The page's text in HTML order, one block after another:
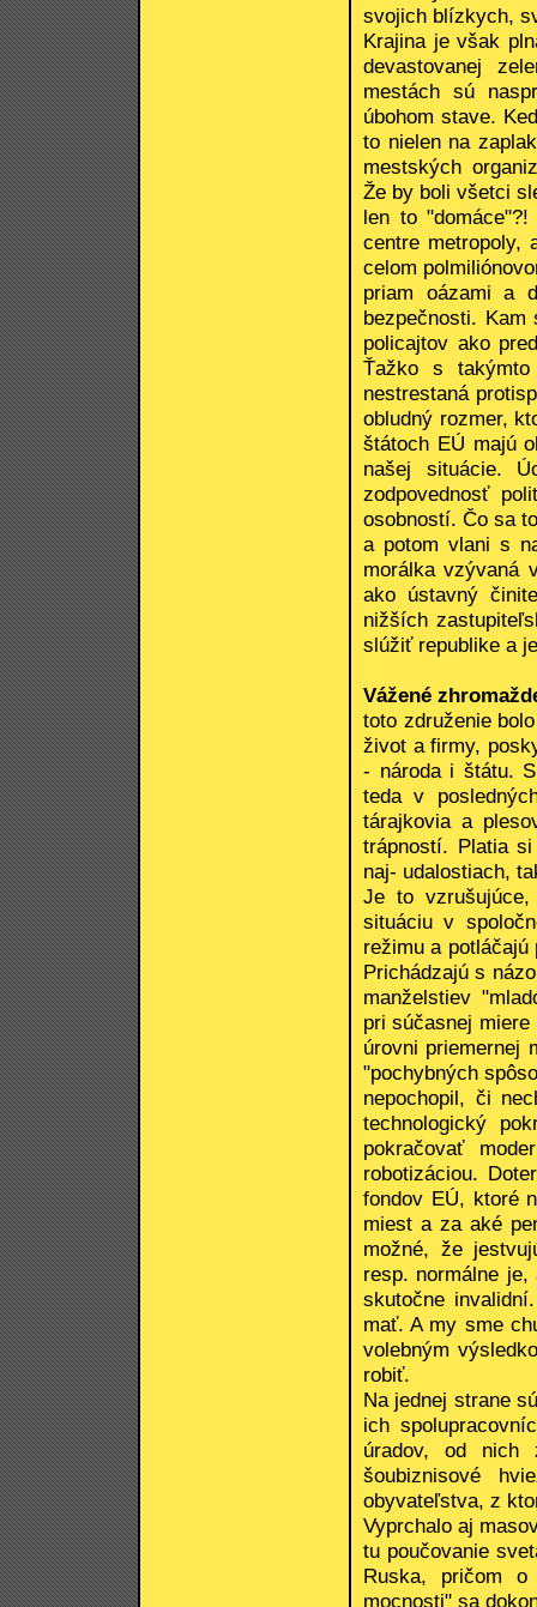
svojich blízkych,
Krajina je však
devastovanej
mestách sú
úbohom stave.
to nielen na
mestských
Že by boli všetci
len to
centre metropoly,
celom
priam oázami a
bezpečnosti.
policajtov ako
Ťažko s takýmto
nestrestaná
obludný rozmer,
štátoch EÚ majú
našej situácie.
zodpovednosť
osobností. Čo sa
a potom vlani s
morálka vzývaná
ako ústavný
nižších
slúžiť republike a
Vážené
toto združenie
život a firmy,
- národa i štátu.
teda v
tárajkovia a
trápností. Platia
naj- udalostiach,
Je to
situáciu v
režimu a
Prichádzajú s
manželstiev
pri súčasnej
úrovni priemernej
"pochybných
nepochopil, či
technologický
pokračovať
robotizáciou.
fondov EÚ, ktoré
miest a za aké
možné, že
resp. normálne
skutočne
mať. A my sme
volebným
robiť.
Na jednej strane
ich
úradov, od nich
šoubiznisové
obyvateľstva, z
Vyprchalo aj
tu poučovanie
Ruska, pričom
mocnosti" sa